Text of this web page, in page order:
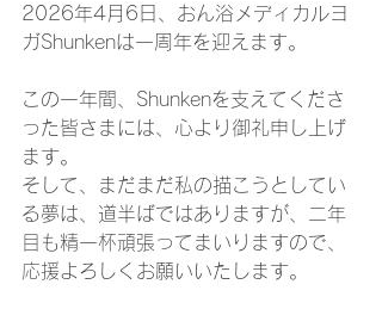
2026年4月6日、おん浴メディカルヨ
ガShunkenは一周年を迎えます。
この一年間、Shunkenを支えてくださ
った皆さまには、心より御礼申し上げ
ます。
そして、まだまだ私の描こうとしてい
る夢は、道半ばではありますが、二年
目も精一杯頑張ってまいりますので、
応援よろしくお願いいたします。